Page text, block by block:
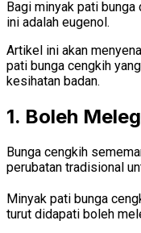
Bagi minyak pati
ini adalah eugenol.
Artikel ini akan
pati bunga cengkih
kesihatan badan.
1. Boleh
Bunga cengkih
perubatan tradisional
Minyak pati bunga
turut didapati boleh